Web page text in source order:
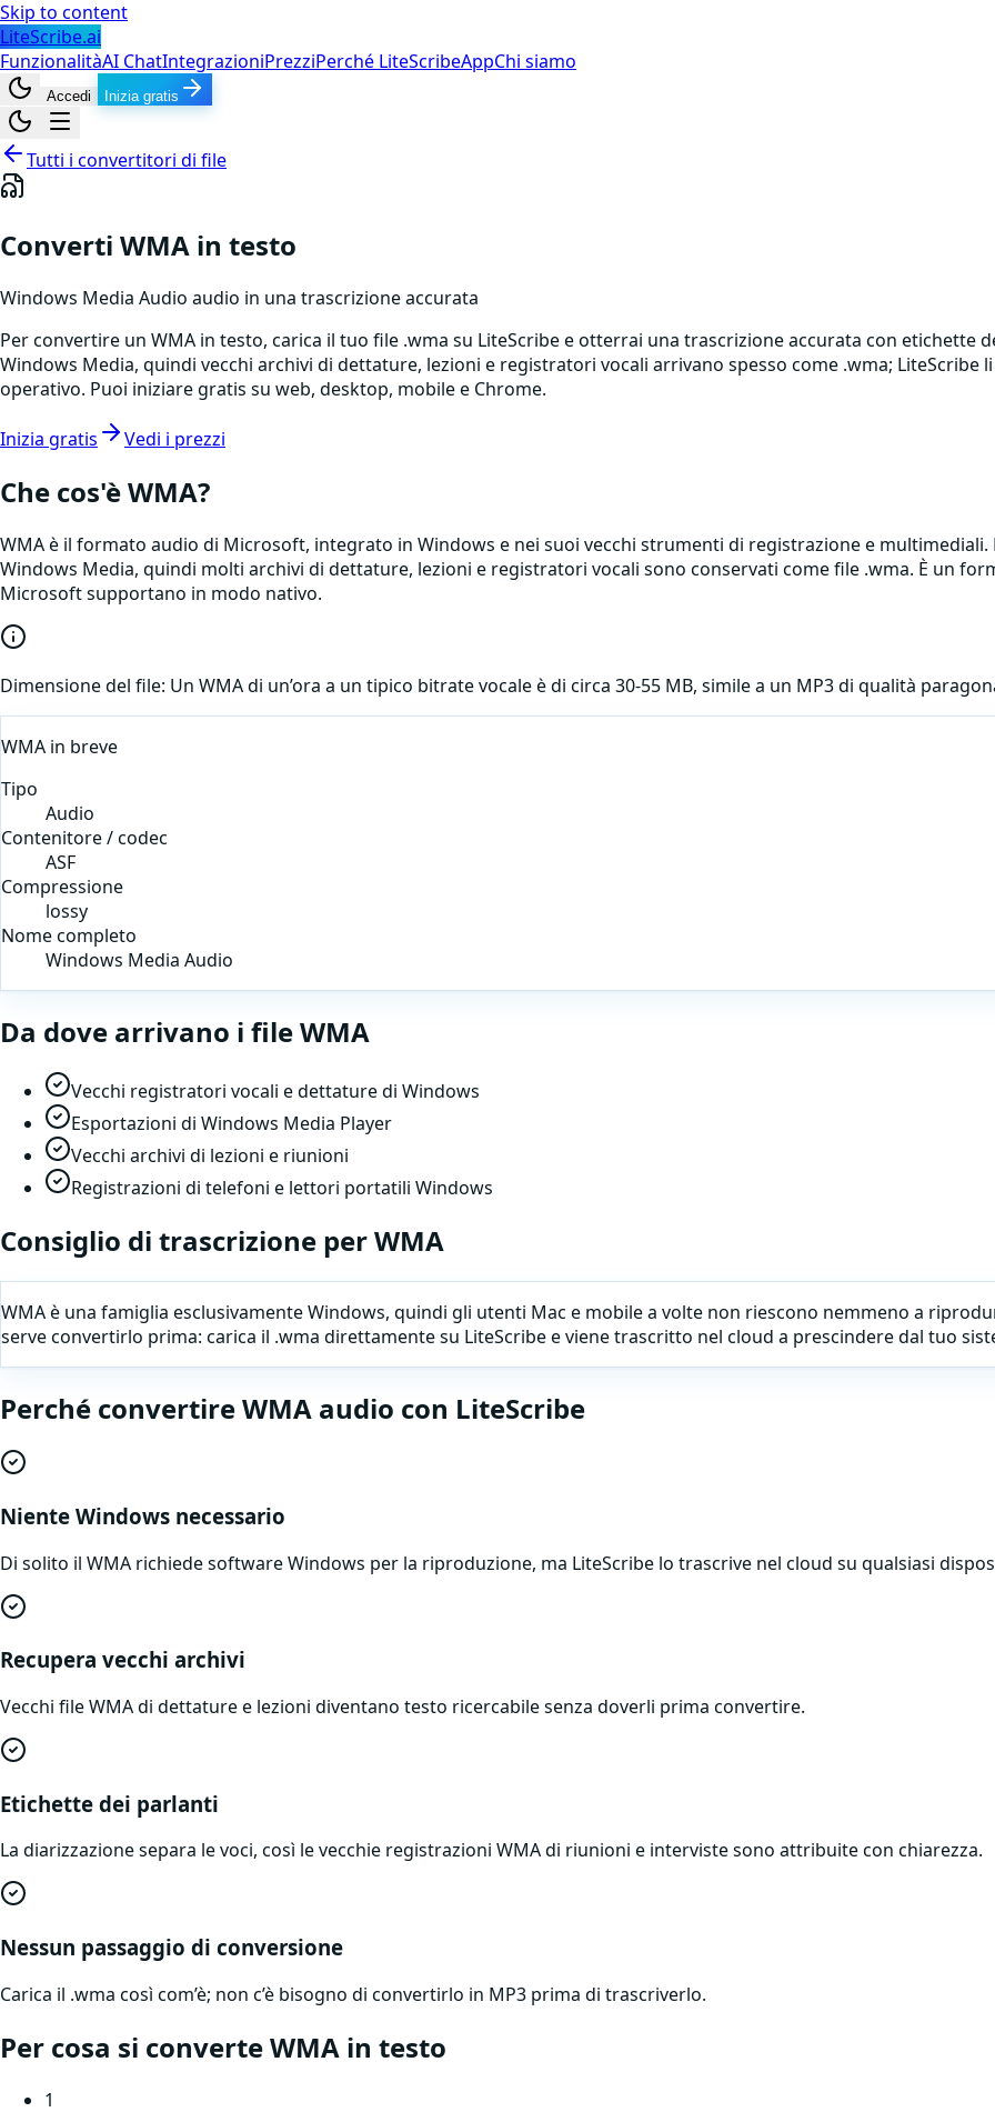
Skip to content
LiteScribe.ai
FunzionalitàAI ChatIntegrazioniPrezziPerché LiteScribeAppChi siamo
Accedi Inizia gratis
Tutti i convertitori di file
Converti WMA in testo
Windows Media Audio audio in una trascrizione accurata
Per convertire un WMA in testo, carica il tuo file .wma su LiteScribe e otterrai una trascrizione accurata con etichette
Windows Media, quindi vecchi archivi di dettature, lezioni e registratori vocali arrivano spesso come .wma;
operativo. Puoi iniziare gratis su web, desktop, mobile e Chrome.
Inizia gratis Vedi i prezzi
Che cos'èWMA?
WMA è il formato audio di Microsoft, integrato in Windows e nei suoi vecchi strumenti di registrazione e multimediali.
Windows Media, quindi molti archivi di dettature, lezioni e registratori vocali sono conservati come file .wma. È un
Microsoft supportano in modo nativo.
Dimensione del file: Un WMA di un’ora a un tipico bitrate vocale è di circa 30-55 MB, simile a un MP3 di qualità
WMA in breve
Tipo
Audio
Contenitore / codec
ASF
Compressione
lossy
Nome completo
Windows Media Audio
Da dove arrivano i fileWMA
Vecchi registratori vocali e dettature di Windows
Esportazioni di Windows Media Player
Vecchi archivi di lezioni e riunioni
Registrazioni di telefoni e lettori portatili Windows
Consiglio di trascrizione perWMA
WMA è una famiglia esclusivamente Windows, quindi gli utenti Mac e mobile a volte non riescono nemmeno a
serve convertirlo prima: carica il .wma direttamente su LiteScribe e viene trascritto nel cloud a prescindere dal tuo
Perché convertireWMA audio con LiteScribe
Niente Windows necessario
Di solito il WMA richiede software Windows per la riproduzione, ma LiteScribe lo trascrive nel cloud su qualsiasi
Recupera vecchi archivi
Vecchi file WMA di dettature e lezioni diventano testo ricercabile senza doverli prima convertire.
Etichette dei parlanti
La diarizzazione separa le voci, così le vecchie registrazioni WMA di riunioni e interviste sono attribuite con chiarezza.
Nessun passaggio di conversione
Carica il .wma così com’è; non c’è bisogno di convertirlo in MP3 prima di trascriverlo.
Per cosa si converteWMA in testo
1